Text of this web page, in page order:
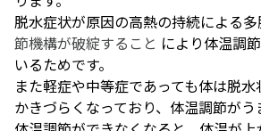
脱水症状が原因の高熱の持続による多
節機構が破綻すること により体温調
いるためです。
また軽症や中等症であっても体は脱
かきづらくなっており、体温調節がう